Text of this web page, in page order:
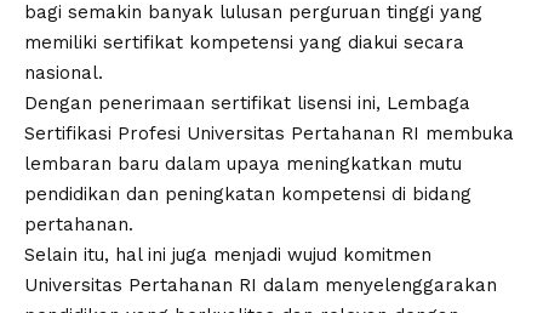
bagi semakin banyak lulusan perguruan tinggi yang
memiliki sertifikat kompetensi yang diakui secara
nasional.
Dengan penerimaan sertifikat lisensi ini, Lembaga
Sertifikasi Profesi Universitas Pertahanan RI membuka
lembaran baru dalam upaya meningkatkan mutu
pendidikan dan peningkatan kompetensi di bidang
pertahanan.
Selain itu, hal ini juga menjadi wujud komitmen
Universitas Pertahanan RI dalam menyelenggarakan